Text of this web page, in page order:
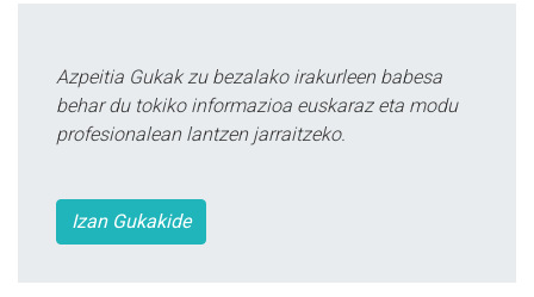
Azpeitia Gukak zu bezalako irakurleen babesa
behar du tokiko informazioa euskaraz eta modu
profesionalean lantzen jarraitzeko.
Izan Gukakide